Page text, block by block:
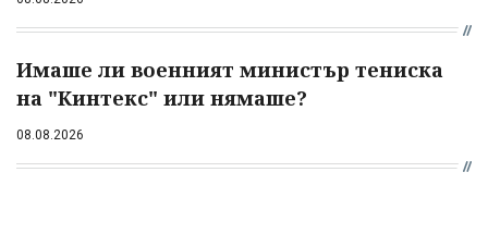
Имаше ли военният министър тениска
на "Кинтекс" или нямаше?
08.08.2026